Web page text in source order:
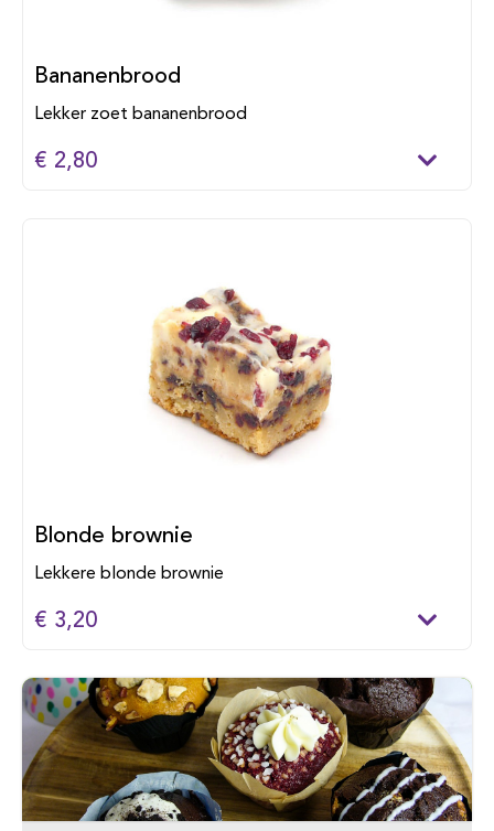
Bananenbrood
Lekker zoet bananenbrood
€ 2,80
Blonde brownie
Lekkere blonde brownie
€ 3,20